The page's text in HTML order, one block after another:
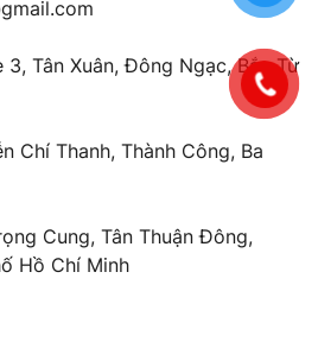
3, Tân Xuân, Đông Ngạc, Bắc Từ
Chí Thanh, Thành Công, Ba
Cung, Tân Thuận Đông,
Hồ Chí Minh